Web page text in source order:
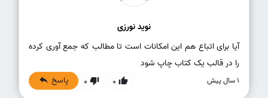
نوید نورزی
آیا برای اتباع هم این امکانات است تا مطالب که جمع آوری کرده
را در قالب یک کتاب چاپ شود
1 سال پیش 0
0 پاسخ